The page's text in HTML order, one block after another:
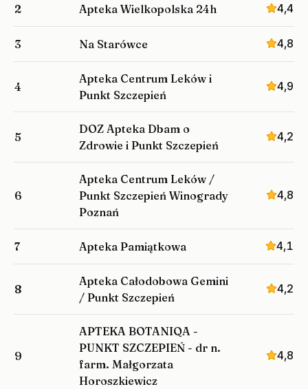
2 Apteka Wielkopolska 24h 4,4
3 Na Starówce 4,8
4
Apteka Centrum Leków i
Punkt Szczepień
4,9
5
DOZ Apteka Dbam o
Zdrowie i Punkt Szczepień
4,2
6
Apteka Centrum Leków /
Punkt Szczepień Winogrady
Poznań
4,8
7 Apteka Pamiątkowa 4,1
8
Apteka Całodobowa Gemini
/ Punkt Szczepień
4,2
9
APTEKA BOTANIQA -
PUNKT SZCZEPIEŃ - dr n.
farm. Małgorzata
Horoszkiewicz
4,8